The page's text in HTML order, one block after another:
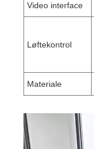
Video interface
Løftekontrol
Materiale